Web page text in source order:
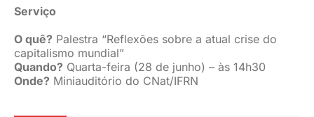
Serviço
O quê? Palestra “Reflexões sobre a atual crise do
capitalismo mundial”
Quando? Quarta-feira (28 de junho) – às 14h30
Onde? Miniauditório do CNat/IFRN